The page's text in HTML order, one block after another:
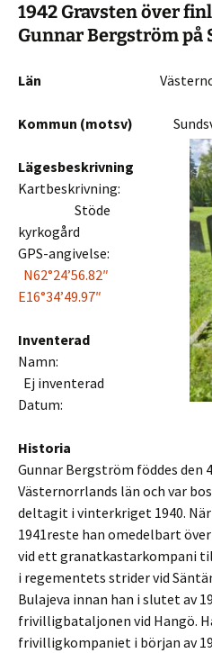
1942 Gravsten över
Gunnar Bergström på
Län
Kommun (motsv)
Lägesbeskrivning
Kartbeskrivning:
Stöde
kyrkogård
GPS-angivelse:
N62°24’56.82″
E16°34’49.97″
Inventerad
Namn:
Ej inventerad
Datum:
Historia
Gunnar Bergström föddes den
Västernorrlands län och var
deltagit i vinterkriget 1940.
1941reste han omedelbart
vid ett granatkastarkompani
i regementets strider vid
Bulajeva innan han i slutet av
frivilligbataljonen vid Hangö.
frivilligkompaniet i början av